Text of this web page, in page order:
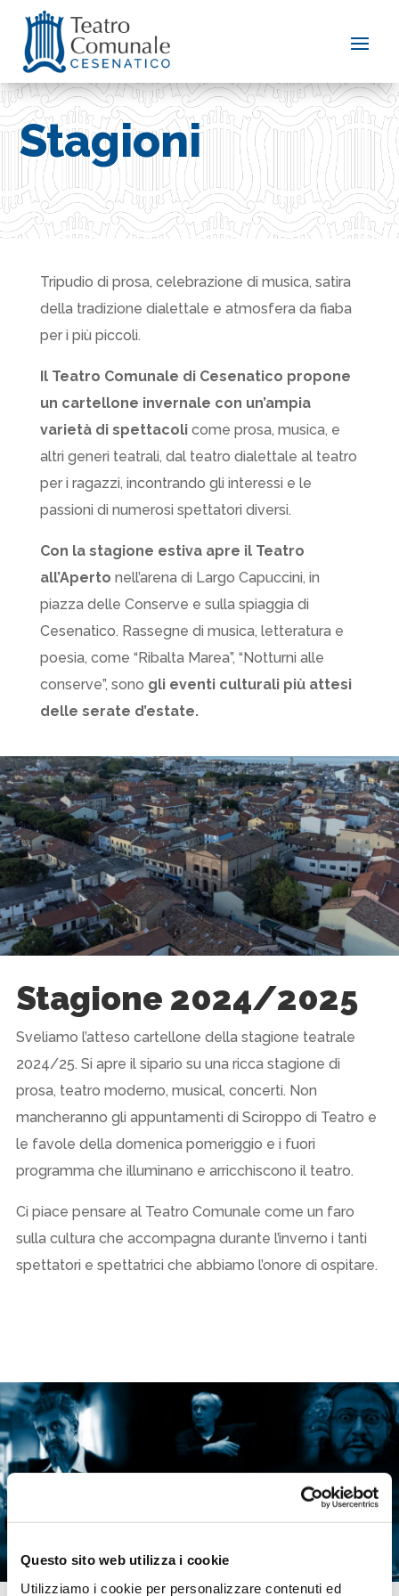
Questo sito web utilizza i cookie
Utilizziamo i cookie per personalizzare contenuti ed
Stagioni
Tripudio di prosa, celebrazione di musica, satira
della tradizione dialettale e atmosfera da fiaba
per i più piccoli.
Il Teatro Comunale di Cesenatico propone
un cartellone invernale con un’ampia
varietà di spettacolicome prosa, musica, e
altri generi teatrali, dal teatro dialettale al teatro
per i ragazzi, incontrando gli interessi e le
passioni di numerosi spettatori diversi.
Con la stagione estiva apre il Teatro
all’Aperto nell’arena di Largo Capuccini, in
piazza delle Conserve e sulla spiaggia di
Cesenatico. Rassegne di musica, letteratura e
poesia, come “Ribalta Marea”, “Notturni alle
conserve”, sono gli eventi culturali più attesi
delle serate d’estate.
Stagione 2024/2025
Sveliamo l’atteso cartellone della stagione teatrale
2024/25. Si apre il sipario su una ricca stagione di
prosa, teatro moderno, musical, concerti. Non
mancheranno gli appuntamenti di Sciroppo di Teatro e
le favole della domenica pomeriggio e i fuori
programma che illuminano e arricchiscono il teatro.
Ci piace pensare al Teatro Comunale come un faro
sulla cultura che accompagna durante l’inverno i tanti
spettatori e spettatrici che abbiamo l’onore di ospitare.